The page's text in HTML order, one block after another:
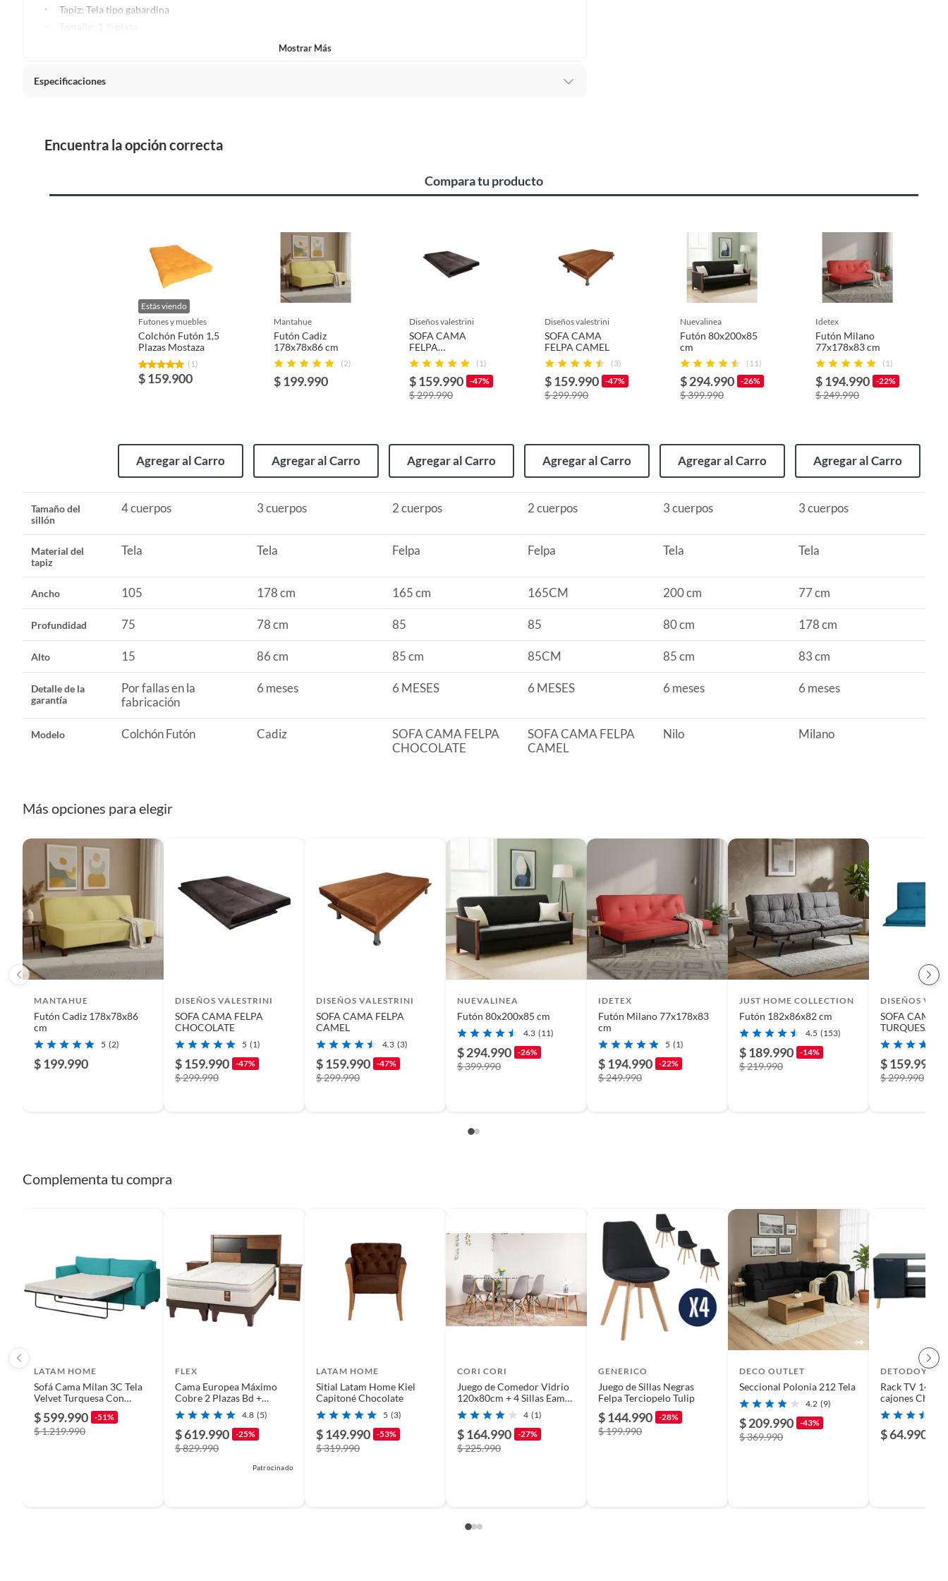
Plantas.
De uso personal.
Tapiz: Tela tipo gabardina
Tamaño: 1 ½ plaza
Alto: 15
Mostrar Más
Especificaciones
Detalle de la Condición Recién fabricado
Condicion del producto Nuevo
Chile
Colchón Futón
15
Ancho
Profundidad
Peso máximo soportado 210
Dimensiones (extendido) 190x105x15
Tamaño del sillón
Encuentra la opción correcta
Compara tu producto
Estás viendo
futones y muebles
Colchón Futón 1,5
Plazas Mostaza
(1)
$ 159.900
Agregar al Carro
mantahue
Futón Cadiz
178x78x86 cm
(2)
$ 199.990
Agregar al Carro
diseños valestrini
SOFA CAMA
FELPA
CHOCOLATE
(1)
$ 159.990 -47%
$ 299.990
Agregar al Carro
diseños valestrini
SOFA CAMA
FELPA CAMEL
(3)
$ 159.990 -47%
$ 299.990
Agregar al Carro
nuevalinea
Futón 80x200x85
cm
(11)
$ 294.990 -26%
$ 399.990
Agregar al Carro
idetex
Futón Milano
77x178x83 cm
(1)
$ 194.990 -22%
$ 249.990
Agregar al Carro
Tamaño del
sillón
4 cuerpos 3 cuerpos 2 cuerpos 2 cuerpos 3 cuerpos 3 cuerpos
Material del
tapiz
Tela Tela Felpa Felpa Tela Tela
Ancho 105 178 cm 165 cm 165CM 200 cm 77 cm
Profundidad 75 78 cm 85 85 80 cm 178 cm
Alto 15 86 cm 85 cm 85CM 85 cm 83 cm
Detalle de la
garantía
Por fallas en la
fabricación
6 meses 6 MESES 6 MESES 6 meses 6 meses
Modelo Colchón Futón Cadiz
SOFA CAMA FELPA
CHOCOLATE
SOFA CAMA FELPA
CAMEL
Nilo Milano
Más opciones para elegir
MANTAHUE
Futón Cadiz 178x78x86
cm
5 (2)
$ 199.990
DISEÑOS VALESTRINI
SOFA CAMA FELPA
CHOCOLATE
5 (1)
$ 159.990 -47%
$ 299.990
DISEÑOS VALESTRINI
SOFA CAMA FELPA
CAMEL
4.3 (3)
$ 159.990 -47%
$ 299.990
NUEVALINEA
Futón 80x200x85 cm
4.3 (11)
$ 294.990 -26%
$ 399.990
IDETEX
Futón Milano 77x178x83
cm
5 (1)
$ 194.990 -22%
$ 249.990
JUST HOME COLLECTION
Futón 182x86x82 cm
4.5 (153)
$ 189.990 -14%
$ 219.990
DISEÑOS
SOFA CAMA
TURQUESA
$ 159.990
$ 299.990
Complementa tu compra
LATAM HOME
Sofá Cama Milan 3C Tela
Velvet Turquesa Con
Asiento de Resortes
Pocket
$ 599.990 -51%
$ 1.219.990
FLEX
Cama Europea Máximo
Cobre 2 Plazas Bd +
Muebles
4.8 (5)
$ 619.990 -25%
$ 829.990
Patrocinado
LATAM HOME
Sitial Latam Home Kiel
Capitoné Chocolate
5 (3)
$ 149.990 -53%
$ 319.990
CORI CORI
Juego de Comedor Vidrio
120x80cm + 4 Sillas Eames
Gris…
4 (1)
$ 164.990 -27%
$ 225.990
GENERICO
Juego de Sillas Negras
Felpa Terciopelo Tulip
$ 144.990 -28%
$ 199.990
DECO OUTLET
Seccional Polonia 212 Tela
4.2 (9)
$ 209.990 -43%
$ 369.990
DETODOYMAS
Rack TV
cajones Chic
Negro
$ 64.990